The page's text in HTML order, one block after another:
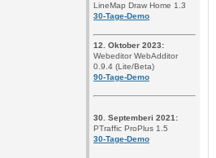
LineMap Draw Home 1.3
30-Tage-Demo
12. Oktober 2023:
Webeditor WebAdditor
0.9.4 (Lite/Beta)
90-Tage-Demo
30. Septemberi 2021:
PTraffic ProPlus 1.5
30-Tage-Demo